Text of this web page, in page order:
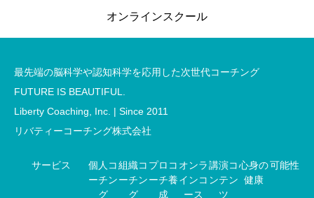
オンラインスクール
最先端の脳科学や認知科学を応用した次世代コーチング
FUTURE IS BEAUTIFUL.
Liberty Coaching, Inc. | Since 2011
リバティーコーチング株式会社
サービス
個人コ
ーチン
グ
組織コ
ーチン
グ
プロコ
ーチ養
成
オンラ
インコ
ース
講演コ
ンテン
ツ
心身の
健康
可能性